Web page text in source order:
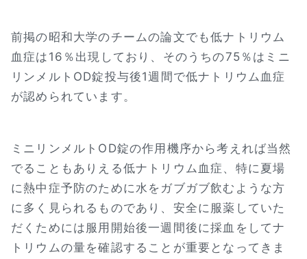
前掲の昭和大学のチームの論文でも低ナトリウム
血症は16％出現しており、そのうちの75％はミニ
リンメルトOD錠投与後1週間で低ナトリウム血症
が認められています。
ミニリンメルトOD錠の作用機序から考えれば当然
でることもありえる低ナトリウム血症、特に夏場
に熱中症予防のために水をガブガブ飲むような方
に多く見られるものであり、安全に服薬していた
だくためには服用開始後一週間後に採血をしてナ
トリウムの量を確認することが重要となってきま